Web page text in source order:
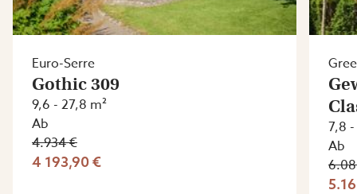
Euro-Serre
Gothic 309
9,6 - 27,8 m²
Ab
4.934 €
4 193,90 €
7,8
Ab